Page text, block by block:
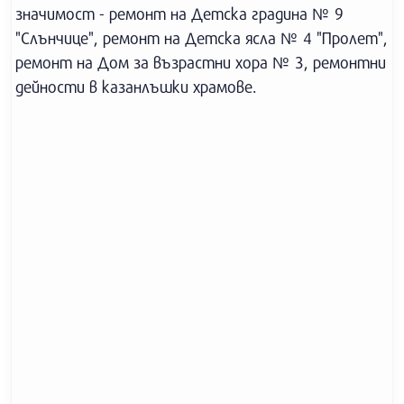
значимост - ремонт на Детска градина № 9
"Слънчице", ремонт на Детска ясла № 4 "Пролет",
ремонт на Дом за възрастни хора № 3, ремонтни
дейности в казанлъшки храмове.